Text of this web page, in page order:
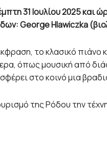
31 Ιουλίου 2025
George Hlawiczka
το κλασικό
όπως μουσική από
στο κοινό μια
της Ρόδου την